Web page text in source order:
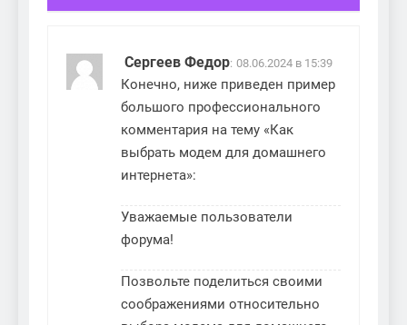
Сергеев Федор: 08.06.2024 в 15:39
Конечно, ниже приведен пример
большого профессионального
комментария на тему «Как
выбрать модем для домашнего
интернета»:
Уважаемые пользователи
форума!
Позвольте поделиться своими
соображениями относительно